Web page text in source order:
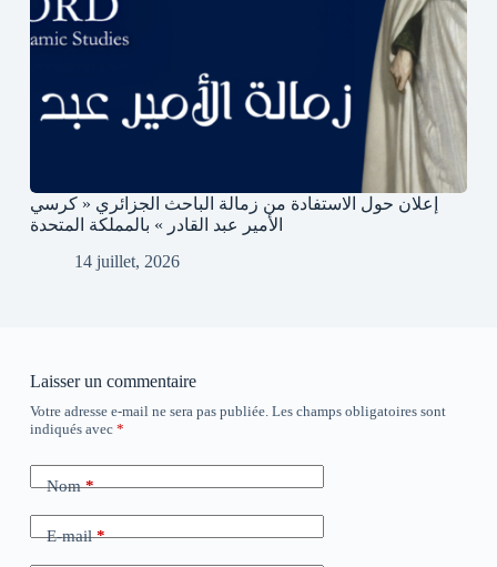
إعلان حول الاستفادة من زمالة الباحث الجزائري « كرسي
الأمير عبد القادر » بالمملكة المتحدة
14 juillet, 2026
Laisser un commentaire
Votre adresse e-mail ne sera pas publiée. Les champs obligatoires sont
indiqués avec *
Nom*
E-mail*